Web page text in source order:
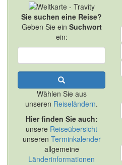
Sie suchen eine Reise?
Geben Sie ein Suchwort
ein:
Wählen Sie aus
unseren Reiseländern.
Hier finden Sie auch:
unsere Reiseübersicht
unseren Terminkalender
allgemeine
Länderinformationen